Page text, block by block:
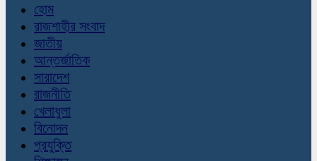
হোম
রাজশাহীর সংবাদ
জাতীয়
আন্তর্জাতিক
সারাদেশ
রাজনীতি
খেলাধুলা
বিনোদন
প্রযুক্তি